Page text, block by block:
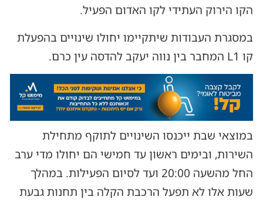
הקו הירוק העתידי לקו האדום הפעיל.
במסגרת העבודות שיתקיימו יחולו שינויים בהפעלת
קו L1 המחבר בין נווה יעקב להדסה עין כרם.
במוצאי שבת ייכנסו השינויים לתוקף מתחילת
השירות, ובימים ראשון עד חמישי הם יחולו מדי ערב
החל מהשעה 20:00 ועד לסיום הפעילות. במהלך
שעות אלו לא תפעל הרכבת הקלה בין תחנות גבעת